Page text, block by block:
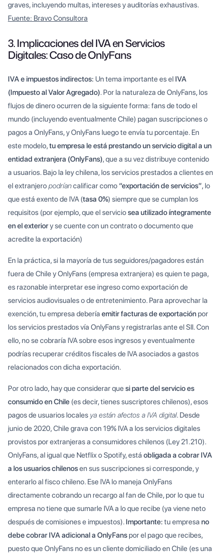
graves, incluyendo multas, intereses y auditorías exhaustivas.
Fuente: Bravo Consultora
3. Implicaciones del IVA en Servicios
Digitales: Caso de OnlyFans
IVA e impuestos indirectos: Un tema importante es el IVA
(Impuesto al Valor Agregado). Por la naturaleza de OnlyFans, los
flujos de dinero ocurren de la siguiente forma: fans de todo el
mundo (incluyendo eventualmente Chile) pagan suscripciones o
pagos a OnlyFans, y OnlyFans luego te envía tu porcentaje. En
este modelo,tu empresa le está prestando un servicio digital a un
entidad extranjera (OnlyFans), que a su vez distribuye contenido
a usuarios. Bajo la ley chilena, los servicios prestados a clientes en
el extranjeropodríancalificar como “exportación de servicios”, lo
que está exento de IVA (tasa 0%) siempre que se cumplan los
requisitos (por ejemplo, que el serviciosea utilizado íntegramente
en el exteriory se cuente con un contrato o documento que
acredite la exportación)​
​En la práctica, si la mayoría de tus seguidores/pagadores están
fuera de Chile y OnlyFans (empresa extranjera) es quien te paga,
es razonable interpretar ese ingreso como exportación de
servicios audiovisuales o de entretenimiento. Para aprovechar la
exención, tu empresa debería emitir facturas de exportaciónpor
los servicios prestados vía OnlyFans y registrarlas ante el SII. Con
ello, no se cobraría IVA sobre esos ingresos y eventualmente
podrías recuperar créditos fiscales de IVA asociados a gastos
relacionados con dicha exportación.
Por otro lado, hay que considerar quesi parte del servicio es
consumido en Chile (es decir, tienes suscriptores chilenos), esos
pagos de usuarios locales ya están afectos a IVA digital. Desde
junio de 2020, Chile grava con 19% IVA a los servicios digitales
provistos por extranjeras a consumidores chilenos (Ley 21.210).
OnlyFans, al igual que Netflix o Spotify, está obligada a cobrar IVA
a los usuarios chilenosen sus suscripciones si corresponde, y
enterarlo al fisco chileno. Ese IVA lo maneja OnlyFans
directamente cobrando un recargo al fan de Chile, por lo que tu
empresa no tiene que sumarle IVA a lo que recibe (ya viene neto
después de comisiones e impuestos). Importante: tu empresa no
debe cobrar IVA adicional a OnlyFanspor el pago que recibes,
puesto que OnlyFans no es un cliente domiciliado en Chile (es una